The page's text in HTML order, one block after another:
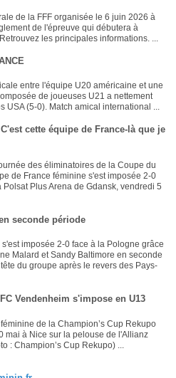
de la FFF organisée le 6 juin 2026 à
de l'épreuve qui débutera à
les principales informations. ...
entre l'équipe U20 américaine et une
de joueuses U21 a nettement
USA (5-0). Match amical international ...
cette équipe de France-là que je
des éliminatoires de la Coupe du
de France féminine s'est imposée 2-0
Plus Arena de Gdansk, vendredi 5
seconde période
imposée 2-0 face à la Pologne grâce
Malard et Sandy Baltimore en seconde
du groupe après le revers des Pays-
Vendenheim s'impose en U13
de la Champion’s Cup Rekupo
mai à Nice sur la pelouse de l'Allianz
: Champion’s Cup Rekupo) ...